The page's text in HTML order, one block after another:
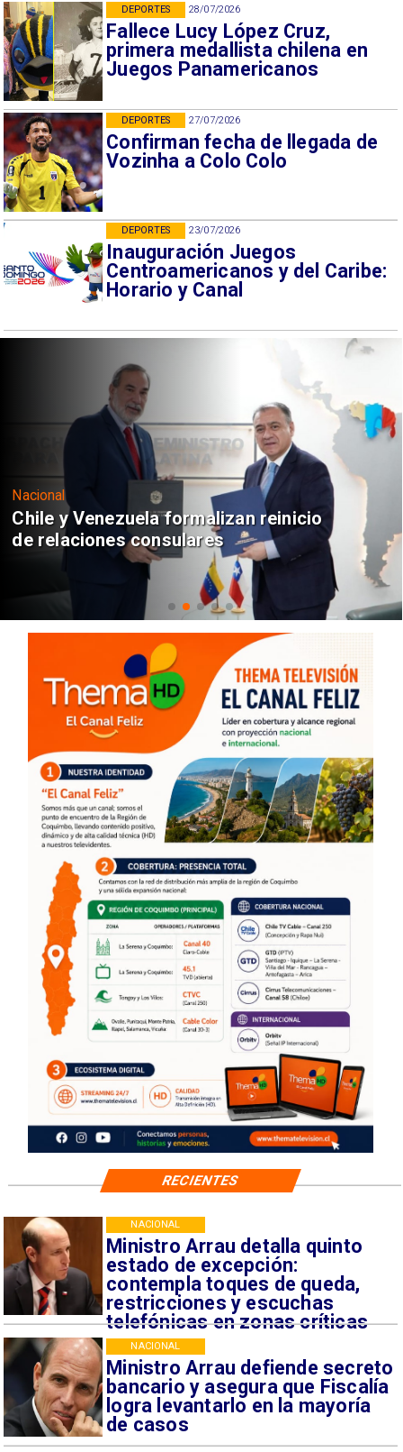
28/07/2026
Fallece Lucy López Cruz,
primera medallista chilena en
Juegos Panamericanos
DEPORTES
27/07/2026
Confirman fecha de llegada de
Vozinha a Colo Colo
DEPORTES
23/07/2026
Inauguración Juegos
Centroamericanos y del Caribe:
Horario y Canal
DEPORTES
Nacional
Chile y Venezuela formalizan reinicio
de relaciones consulares
Ministro Arrau detalla quinto
estado de excepción:
contempla toques de queda,
restricciones y escuchas
telefónicas en zonas críticas
NACIONAL
Ministro Arrau defiende secreto
bancario y asegura que Fiscalía
logra levantarlo en la mayoría
de casos
NACIONAL
RECIENTES